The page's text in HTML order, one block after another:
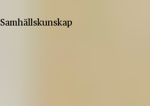
Samhällskunskap